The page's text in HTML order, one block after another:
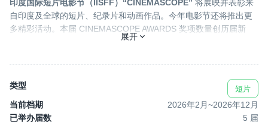
印度国际短片电影节（IISFF）“CINEMASCOPE” 将展映并表彰来
自印度及全球的短片、纪录片和动画作品。今年电影节还将推出更
多精彩活动。本届 CINEMASCOPE AWARDS 奖项数量创历届新
高，使电影节整体规格再上新台阶。
来自不同文化领域的知名公众人物也将出席活动，为电影节增添亮
立即提交您的作品，角逐 2026 CINEMASCOPE AWARDS！
展开
类型 短片
当前档期 2026年2月~2026年12月
已举办届数
5 届